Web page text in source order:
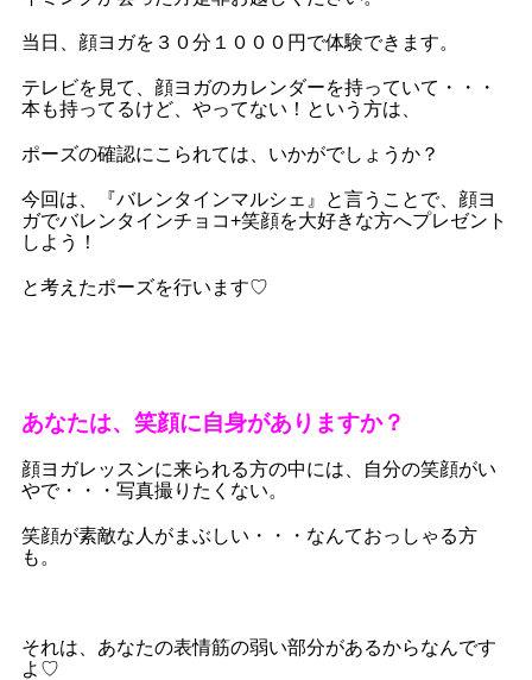
当日、顔ヨガを３０分１０００円で体験できます。
テレビを見て、顔ヨガのカレンダーを持っていて・・・
本も持ってるけど、やってない！という方は、
ポーズの確認にこられては、いかがでしょうか？
今回は、『バレンタインマルシェ』と言うことで、顔ヨ
ガでバレンタインチョコ+笑顔を大好きな方へプレゼント
しよう！
と考えたポーズを行います♡
あなたは、笑顔に自身がありますか？
顔ヨガレッスンに来られる方の中には、自分の笑顔がい
やで・・・写真撮りたくない。
笑顔が素敵な人がまぶしい・・・なんておっしゃる方
も。
それは、あなたの表情筋の弱い部分があるからなんです
よ♡